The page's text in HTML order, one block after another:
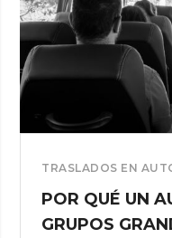
DE
TRASLADOS EN
POR QUÉ UN
GRUPOS